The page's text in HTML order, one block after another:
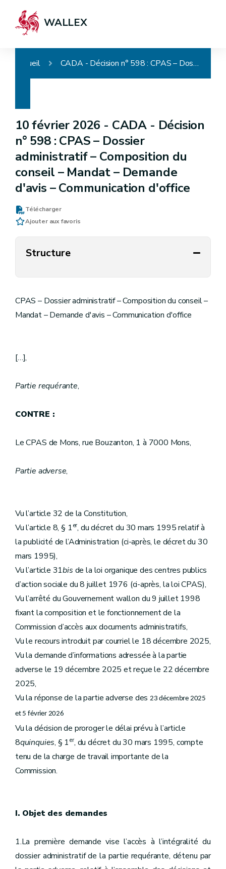
WALLEX
Accueil CADA - Décision n° 598 : CPAS – Dossier administratif – Composition du conseil – Mandat – Demande d'avis – Communication d'office
10 février 2026 - CADA - Décision
n° 598 : CPAS – Dossier
administratif – Composition du
conseil – Mandat – Demande
d'avis – Communication d'office
Télécharger
Ajouter aux favoris
Structure
CPAS – Dossier administratif – Composition du conseil –
Mandat – Demande d'avis – Communication d'office
[…],
Partie requérante,
CONTRE :
Le CPAS de Mons, rue Bouzanton, 1 à 7000 Mons,
Partie adverse,
Vu l’article 32 de la Constitution,
Vu l’article 8, § 1er, du décret du 30 mars 1995 relatif à
la publicité de l’Administration (ci-après, le décret du 30
mars 1995),
Vu l’article 31bis de la loi organique des centres publics
d’action sociale du 8 juillet 1976 (ci-après, la loi CPAS),
Vu l’arrêté du Gouvernement wallon du 9 juillet 1998
fixant la composition et le fonctionnement de la
Commission d’accès aux documents administratifs,
Vu le recours introduit par courriel le 18 décembre 2025,
Vu la demande d’informations adressée à la partie
adverse le 19 décembre 2025 et reçue le 22 décembre
2025,
Vu la réponse de la partie adverse des 23 décembre 2025
et 5 février 2026
Vu la décision de proroger le délai prévu à l’article
8quinquies, § 1er, du décret du 30 mars 1995, compte
tenu de la charge de travail importante de la
Commission.
I. Objet des demandes
1.La première demande vise l’accès à l’intégralité du
dossier administratif de la partie requérante, détenu par